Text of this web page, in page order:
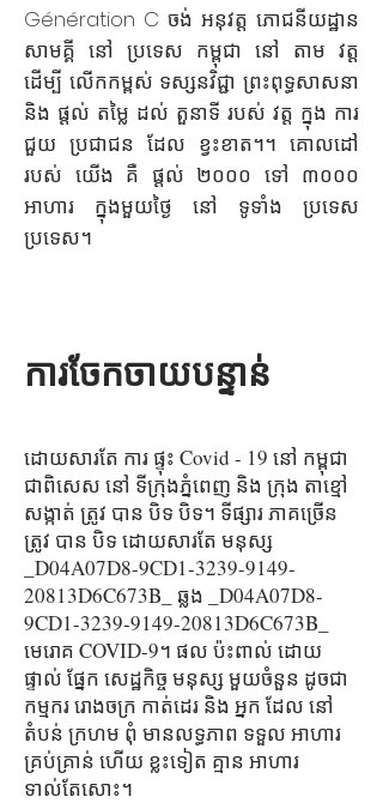
ការចែកចាយបន្ទាន់
Génération C ចង់ អនុវត្ត ភោជនីយដ្ឋាន
សាមគ្គី នៅ ប្រទេស កម្ពុជា នៅ តាម វត្ត
ដើម្បី លើកកម្ពស់ ទស្សនវិជ្ជា ព្រះពុទ្ធសាសនា
និង ផ្តល់ តម្លៃ ដល់ តួនាទី របស់ វត្ត ក្នុង ការ
ជួយ ប្រជាជន ដែល ខ្វះខាត។។ គោលដៅ
របស់ យើង គឺ ផ្តល់ ២០០០ ទៅ ៣០០០
អាហារ ក្នុងមួយថ្ងៃ នៅ ទូទាំង ប្រទេស
ប្រទេស។
ដោយសារតែ ការ ផ្ទុះ Covid - 19 នៅ កម្ពុជា
ជាពិសេស នៅ ទីក្រុងភ្នំពេញ និង ក្រុង តាខ្មៅ
សង្កាត់ ត្រូវ បាន បិទ បិទ។ ទីផ្សារ ភាគច្រើន
ត្រូវ បាន បិទ ដោយសារតែ មនុស្ស
_D04A07D8-9CD1-3239-9149-
20813D6C673B_ ឆ្លង _D04A07D8-
9CD1-3239-9149-20813D6C673B_
មេរោគ COVID-9។ ផល ប៉ះពាល់ ដោយ
ផ្ទាល់ ផ្នែក សេដ្ឋកិច្ច មនុស្ស មួយចំនួន ដូចជា
កម្មករ រោងចក្រ កាត់ដេរ និង អ្នក ដែល នៅ
តំបន់ ក្រហម ពុំ មានលទ្ធភាព ទទួល អាហារ
គ្រប់គ្រាន់ ហើយ ខ្លះទៀត គ្មាន អាហារ
ទាល់តែសោះ។